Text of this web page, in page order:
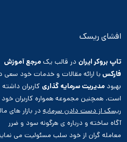
افشای ریسک
تاپ بروکر ایران در قالب یک مرجع آموزش
فارکس با ارائه مقالات و خدمات خود سعی
بهبود مدیریت سرمایه گذاری کاربران داشته
است. همچنین مجموعه همواره کاربران خود
ریسک از دست دادن سرمایه در بازار های
آگاه ساخته و درباره ی هرگونه سود و ضرر
معامله گران از خود سلب مسئولیت می